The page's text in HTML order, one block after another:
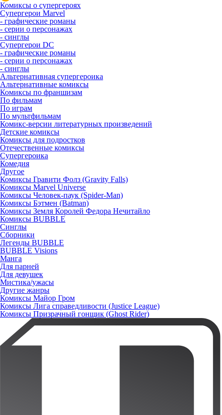
Комиксы о супергероях
Супергерои Marvel
- графические романы
- серии о персонажах
- синглы
Супергерои DC
- графические романы
- серии о персонажах
- синглы
Альтернативная супергероика
Альтернативные комиксы
Комиксы по франшизам
По фильмам
По играм
По мультфильмам
Комикс-версии литературных произведений
Детские комиксы
Комиксы для подростков
Отечественные комиксы
Супергероика
Комедия
Другое
Комиксы Гравити Фолз (Gravity Falls)
Комиксы Marvel Universe
Комиксы Человек-паук (Spider-Man)
Комиксы Бэтмен (Batman)
Комиксы Земля Королей Федора Нечитайло
Комиксы BUBBLE
Синглы
Сборники
Легенды BUBBLE
BUBBLE Visions
Манга
Для парней
Для девушек
Мистика/ужасы
Другие жанры
Комиксы Майор Гром
Комиксы Лига справедливости (Justice League)
Комиксы Призрачный гонщик (Ghost Rider)